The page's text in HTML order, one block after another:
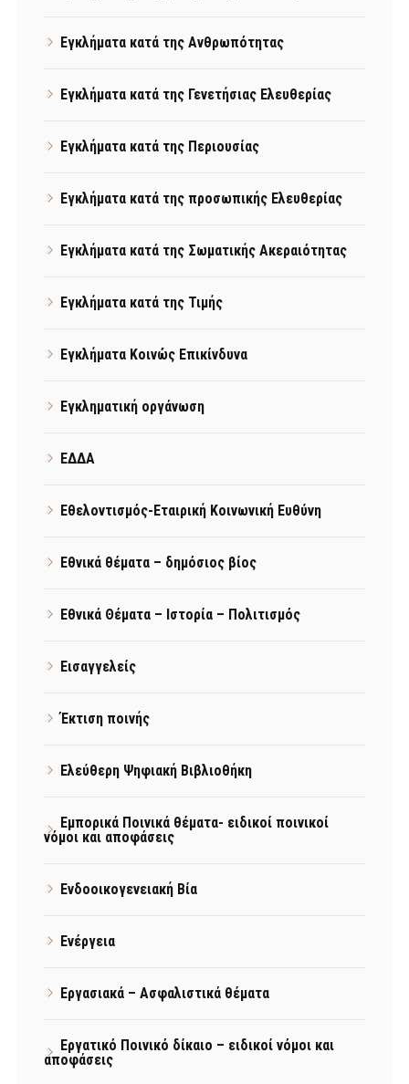
Εγκλήματα κατά της Ανθρωπότητας
Εγκλήματα κατά της Γενετήσιας Ελευθερίας
Εγκλήματα κατά της Περιουσίας
Εγκλήματα κατά της προσωπικής Ελευθερίας
Εγκλήματα κατά της Σωματικής Ακεραιότητας
Εγκλήματα κατά της Τιμής
Εγκλήματα Κοινώς Επικίνδυνα
Εγκληματική οργάνωση
ΕΔΔΑ
Εθελοντισμός-Εταιρική Κοινωνική Ευθύνη
Εθνικά θέματα – δημόσιος βίος
Εθνικά Θέματα – Ιστορία – Πολιτισμός
Εισαγγελείς
Έκτιση ποινής
Ελεύθερη Ψηφιακή Βιβλιοθήκη
Εμπορικά Ποινικά θέματα- ειδικοί ποινικοί
νόμοι και αποφάσεις
Ενδοοικογενειακή Βία
Ενέργεια
Εργασιακά – Ασφαλιστικά θέματα
Εργατικό Ποινικό δίκαιο – ειδικοί νόμοι και
αποφάσεις